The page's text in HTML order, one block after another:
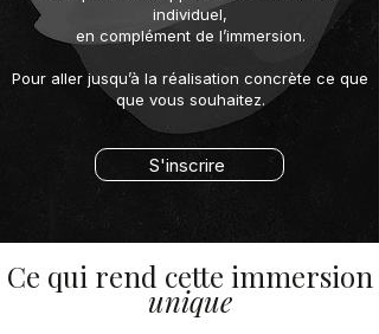
individuel,
en complément de l’immersion.
Pour aller jusqu’à la réalisation concrète ce que
que vous souhaitez.
S'inscrire
Ce qui rend cette immersion
unique